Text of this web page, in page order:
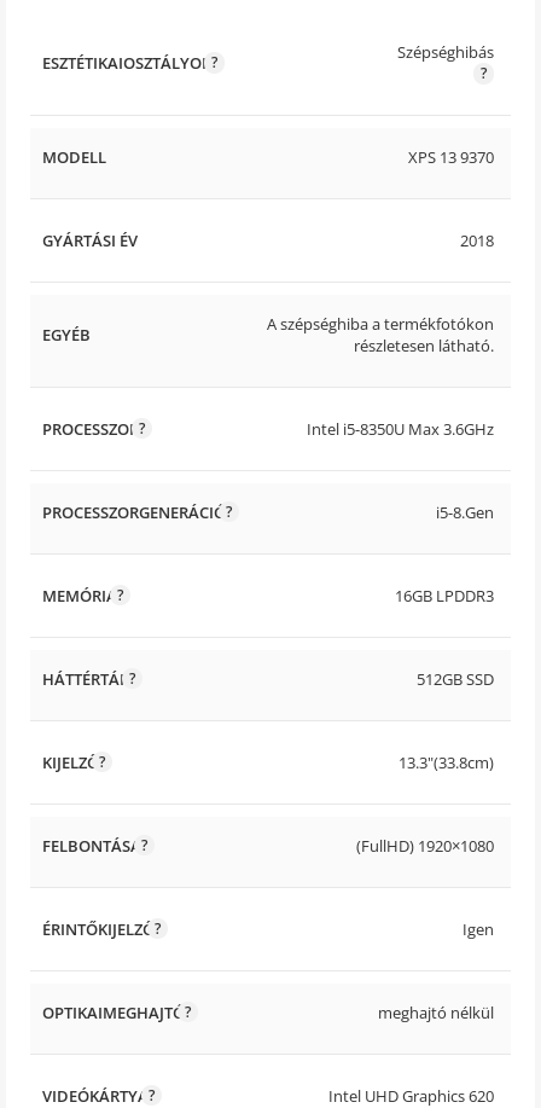
ESZTÉTIKAIOSZTÁLYOK Szépséghibás
MODELL XPS 13 9370
GYÁRTÁSI ÉV 2018
EGYÉB
A szépséghiba a termékfotókon
részletesen látható.
PROCESSZOR Intel i5-8350U Max 3.6GHz
PROCESSZORGENERÁCIÓ i5-8.Gen
MEMÓRIA 16GB LPDDR3
HÁTTÉRTÁR 512GB SSD
KIJELZŐ 13.3"(33.8cm)
FELBONTÁSA (FullHD) 1920×1080
ÉRINTŐKIJELZŐ Igen
OPTIKAIMEGHAJTÓ meghajtó nélkül
VIDEÓKÁRTYA Intel UHD Graphics 620